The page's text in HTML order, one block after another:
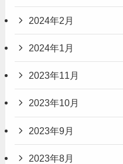
2024年2月
2024年1月
2023年11月
2023年10月
2023年9月
2023年8月